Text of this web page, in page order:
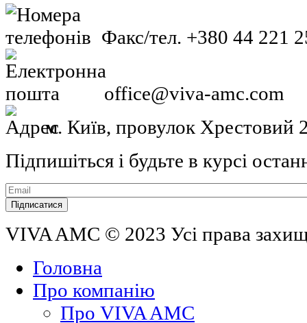
Факс/тел. +380 44 221
office@viva-amc.com
м. Київ, провулок Хрестовий
Підпишіться і будьте в курсі
VIVA AMC © 2023 Усі права
Головна
Про компанію
Про VIVA AMC